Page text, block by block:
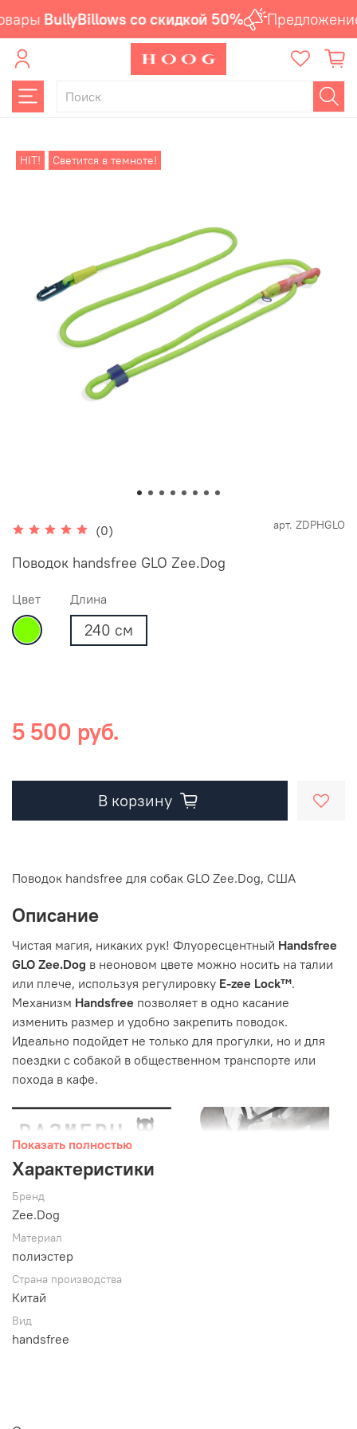
BullyBillows со скидкой 50% Предложение
HIT! Светится в темноте!
(0) арт. ZDPHGLO
Поводок handsfree GLO Zee.Dog
Цвет Длина
240 см
5 500 руб.
В корзину
Поводок handsfree для собак GLO Zee.Dog, США
Описание
Чистая магия, никаких рук! Флуоресцентный Handsfree
GLO Zee.Dog в неоновом цвете можно носить на талии
или плече, используя регулировку E-zee Lock™.
Механизм Handsfree позволяет в одно касание
изменить размер и удобно закрепить поводок.
Идеально подойдет не только для прогулки, но и для
поездки с собакой в общественном транспорте или
похода в кафе.
альпинистского троса, и легкий карабин из цинкового
Показать полностью
Характеристики
Бренд
Zee.Dog
Материал
полиэстер
Страна производства
Китай
Вид
handsfree